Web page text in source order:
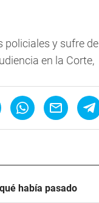
policiales y sufre de
en la Corte,
había pasado